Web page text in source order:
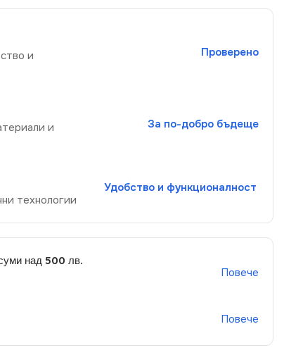
и
Проверено
и
За по-добро бъдеще
технологии
Удобство и функционалност
над 500 лв.
Повече
Повече